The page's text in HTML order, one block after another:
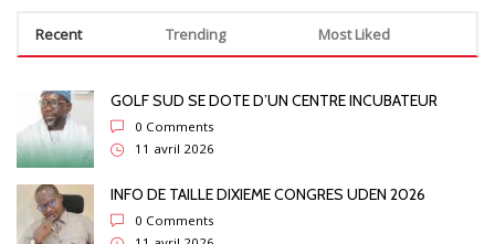
Recent Trending Most Liked
GOLF SUD SE DOTE D’UN CENTRE INCUBATEUR
0 Comments
11 avril 2026
INFO DE TAILLE DIXIEME CONGRES UDEN 2026
0 Comments